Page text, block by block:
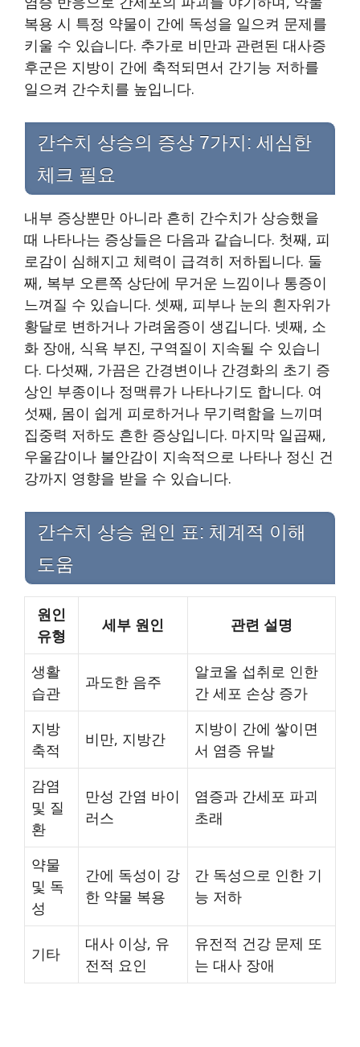
복용 시 특정 약물이 간에 독성을 일으켜 문제를
키울 수 있습니다. 추가로 비만과 관련된 대사증
후군은 지방이 간에 축적되면서 간기능 저하를
일으켜 간수치를 높입니다.
간수치 상승의 증상 7가지: 세심한
체크 필요
내부 증상뿐만 아니라 흔히 간수치가 상승했을
때 나타나는 증상들은 다음과 같습니다. 첫째, 피
로감이 심해지고 체력이 급격히 저하됩니다. 둘
째, 복부 오른쪽 상단에 무거운 느낌이나 통증이
느껴질 수 있습니다. 셋째, 피부나 눈의 흰자위가
황달로 변하거나 가려움증이 생깁니다. 넷째, 소
화 장애, 식욕 부진, 구역질이 지속될 수 있습니
다. 다섯째, 가끔은 간경변이나 간경화의 초기 증
상인 부종이나 정맥류가 나타나기도 합니다. 여
섯째, 몸이 쉽게 피로하거나 무기력함을 느끼며
집중력 저하도 흔한 증상입니다. 마지막 일곱째,
우울감이나 불안감이 지속적으로 나타나 정신 건
강까지 영향을 받을 수 있습니다.
간수치 상승 원인 표: 체계적 이해
도움
원인
유형
세부 원인 관련 설명
생활
습관
과도한 음주
알코올 섭취로 인한
간 세포 손상 증가
지방
축적
비만, 지방간
지방이 간에 쌓이면
서 염증 유발
감염
및 질
환
만성 간염 바이
러스
염증과 간세포 파괴
초래
약물
및 독
성
간에 독성이 강
한 약물 복용
간 독성으로 인한 기
능 저하
기타
대사 이상, 유
전적 요인
유전적 건강 문제 또
는 대사 장애